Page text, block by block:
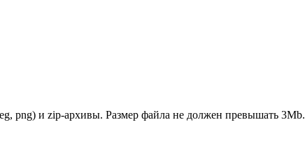
png) и zip-архивы. Размер файла не должен превышать 3Mb.